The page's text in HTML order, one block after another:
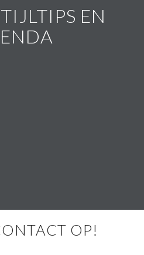
EN
OP!